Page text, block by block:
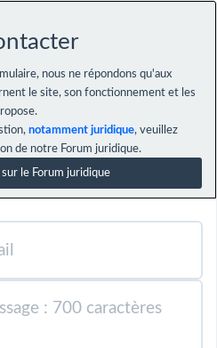
nous ne répondons qu'aux
le site, son fonctionnement et les
notamment juridique, veuillez
de notre Forum juridique.
le Forum juridique